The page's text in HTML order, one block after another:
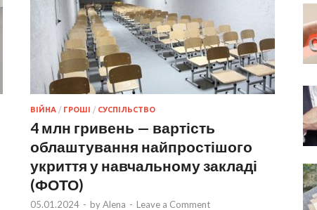
ВІЙНА / ГРОШІ / СУСПІЛЬСТВО
4 млн гривень — вартість
облаштування найпростішого
укриття у навчальному закладі
(ФОТО)
05.01.2024 - byAlena - Leave a Comment